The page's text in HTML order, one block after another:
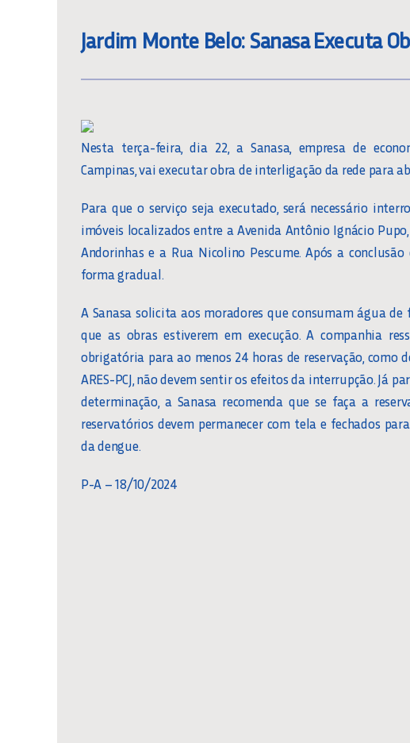
Jardim Monte Belo: Sanasa Executa
Nesta terça-feira, dia 22, a Sanasa, empresa de
Campinas, vai executar obra de interligação da rede para
Para que o serviço seja executado, será necessário
imóveis localizados entre a Avenida Antônio Ignácio
Andorinhas e a Rua Nicolino Pescume. Após a
forma gradual.
A Sanasa solicita aos moradores que consumam água
que as obras estiverem em execução. A companhia
obrigatória para ao menos 24 horas de reservação, como
ARES-PCJ, não devem sentir os efeitos da interrupção. Já
determinação, a Sanasa recomenda que se faça a
reservatórios devem permanecer com tela e fechados
da dengue.
P-A – 18/10/2024